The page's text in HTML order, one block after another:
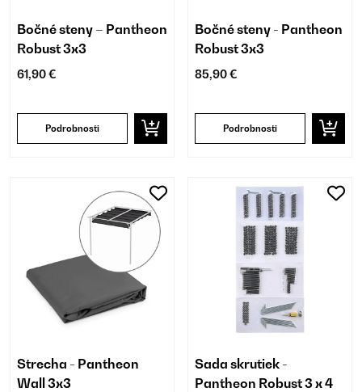
Bočné steny – Pantheon
Robust 3x3
61,90 €
Podrobnosti
Bočné steny - Pantheon
Robust 3x3
85,90 €
Podrobnosti
Strecha - Pantheon
Wall 3x3
Sada skrutiek -
Pantheon Robust 3 x 4